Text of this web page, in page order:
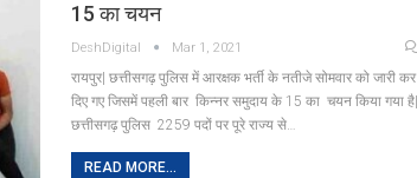
15 का चयन
DeshDigital Mar 1, 2021
रायपुर| छत्तीसगढ़ पुलिस में आरक्षक भर्ती के नतीजे सोमवार को जारी कर
दिए गए जिसमें पहली बार किन्नर समुदाय के 15 का चयन किया गया है|
छत्तीसगढ़ पुलिस 2259 पदों पर पूरे राज्य से…
READ MORE...